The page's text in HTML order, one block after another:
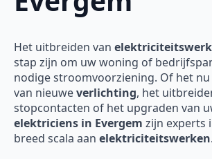
Het uitbreiden van
stap zijn om uw woning of
nodige stroomvoorziening. Of het
van nieuweverlichting, het
stopcontacten of het upgraden van
elektriciens in Evergem zijn experts
breed scala aan elektriciteitswerken.